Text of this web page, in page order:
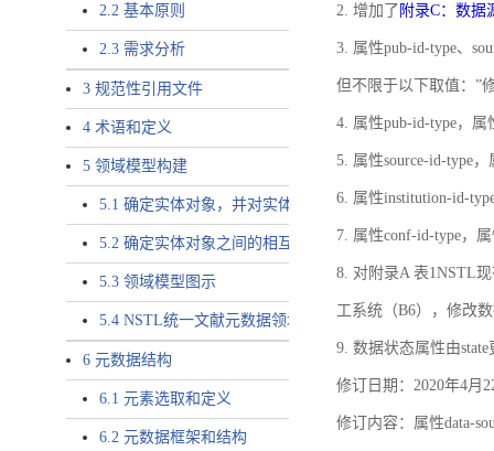
2.2 基本原则
2.3 需求分析
3 规范性引用文件
4 术语和定义
5 领域模型构建
5.1 确定实体对象，并对实体对象命名
5.2 确定实体对象之间的相互关系，定义实体对象之间的
5.3 领域模型图示
5.4 NSTL统一文献元数据领域模型的验证
6 元数据结构
6.1 元素选取和定义
6.2 元数据框架和结构
2. 增加了 附录C：数据
3. 属性pub-id-type、
但不限于以下取值：”
4. 属性pub-id-type，属
5. 属性source-id-type
6. 属性institution-id-
7. 属性conf-id-type，
8. 对附录A 表1NSTL
工系统（B6），修改
9. 数据状态属性由state
修订日期：2020年4月
修订内容：属性data-